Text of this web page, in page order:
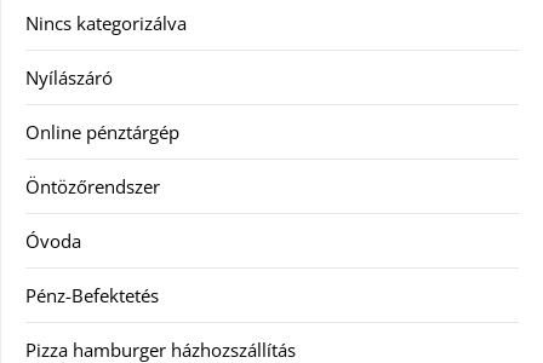
Nincs kategorizálva
Nyílászáró
Online pénztárgép
Öntözőrendszer
Óvoda
Pénz-Befektetés
Pizza hamburger házhozszállítás